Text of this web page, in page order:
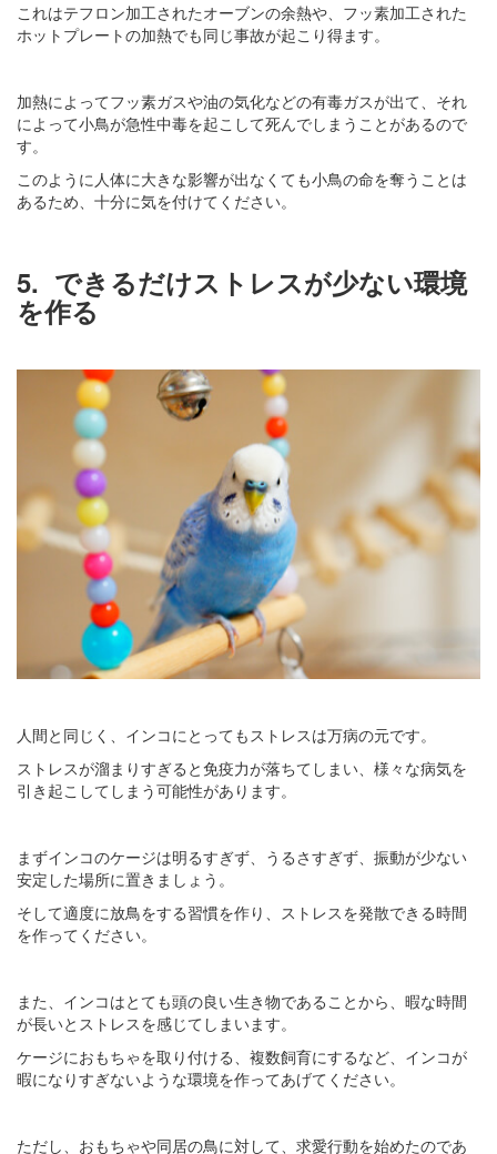
これはテフロン加工されたオーブンの余熱や、フッ素加工された
ホットプレートの加熱でも同じ事故が起こり得ます。
加熱によってフッ素ガスや油の気化などの有毒ガスが出て、それ
によって小鳥が急性中毒を起こして死んでしまうことがあるので
す。
このように人体に大きな影響が出なくても小鳥の命を奪うことは
あるため、十分に気を付けてください。
5. できるだけストレスが少ない環境
を作る
人間と同じく、インコにとってもストレスは万病の元です。
ストレスが溜まりすぎると免疫力が落ちてしまい、様々な病気を
引き起こしてしまう可能性があります。
まずインコのケージは明るすぎず、うるさすぎず、振動が少ない
安定した場所に置きましょう。
そして適度に放鳥をする習慣を作り、ストレスを発散できる時間
を作ってください。
また、インコはとても頭の良い生き物であることから、暇な時間
が長いとストレスを感じてしまいます。
ケージにおもちゃを取り付ける、複数飼育にするなど、インコが
暇になりすぎないような環境を作ってあげてください。
ただし、おもちゃや同居の鳥に対して、求愛行動を始めたのであ